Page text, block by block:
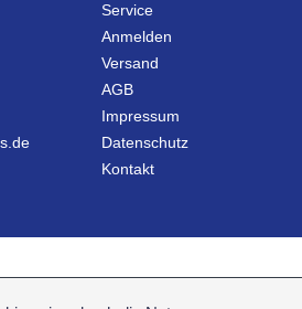
Service
Anmelden
Versand
AGB
Impressum
Datenschutz
Kontakt